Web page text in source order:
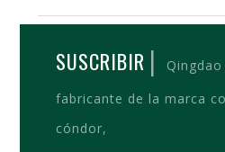
SUSCRIBIR |
fabricante de la marca
cóndor,